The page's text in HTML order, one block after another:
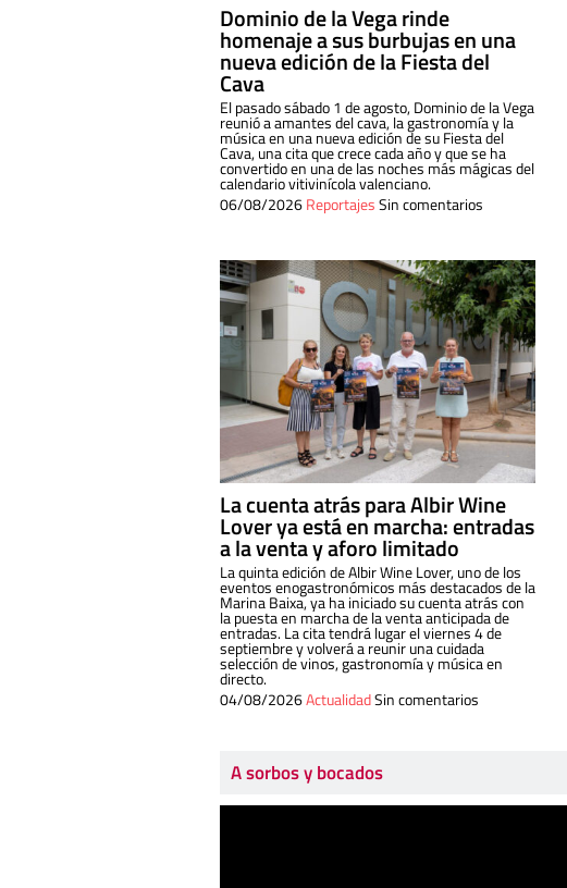
Dominio de la Vega rinde
homenaje a sus burbujas en una
nueva edición de la Fiesta del
Cava
El pasado sábado 1 de agosto, Dominio de la Vega
reunió a amantes del cava, la gastronomía y la
música en una nueva edición de su Fiesta del
Cava, una cita que crece cada año y que se ha
convertido en una de las noches más mágicas del
calendario vitivinícola valenciano.
06/08/2026ReportajesSin comentarios
La cuenta atrás para Albir Wine
Lover ya está en marcha: entradas
a la venta y aforo limitado
La quinta edición de Albir Wine Lover, uno de los
eventos enogastronómicos más destacados de la
Marina Baixa, ya ha iniciado su cuenta atrás con
la puesta en marcha de la venta anticipada de
entradas. La cita tendrá lugar el viernes 4 de
septiembre y volverá a reunir una cuidada
selección de vinos, gastronomía y música en
directo.
04/08/2026ActualidadSin comentarios
A sorbos y bocados